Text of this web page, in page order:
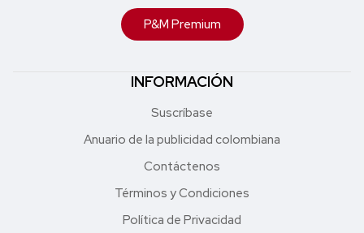
P&M Premium
INFORMACIÓN
Suscríbase
Anuario de la publicidad colombiana
Contáctenos
Términos y Condiciones
Política de Privacidad